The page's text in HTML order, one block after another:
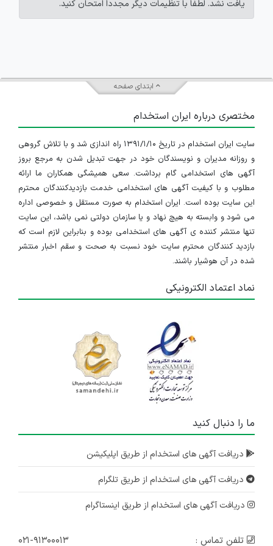
یافت نشد. لطفاً با تنظیمات دیگر مجدداً امتحان کنید.
ابتدای صفحه
مختصری درباره ایران استخدام
سایت ایران استخدام در تاریخ ۱۳۹۱/۱/۱۰ راه اندازی شد و با تلاش گروهی
و روزانه مدیران و نویسندگان خود در جهت تبدیل شدن به مرجع بروز
آگهی های استخدامی گام برداشت. سعی همیشگی همکاران ما ارائه
مطلوب و با کیفیت آگهی های استخدامی خدمت بازدیدکنندگان محترم
این سایت بوده است. ایران استخدام به صورت مستقل و خصوصی اداره
می شود و وابسته به هیچ نهاد و یا سازمان دولتی نمی باشد، این سایت
تنها منتشر کننده ی آگهی های استخدامی بوده و بنابراین لازم است که
بازدید کنندگان محترم سایت خود نسبت به صحت و سقم اخبار منتشر
شده در آن هوشیار باشند.
نماد اعتماد الکترونیکی
ما را دنبال کنید
دریافت آگهی های استخدام از طریق اپلیکیشن
دریافت آگهی های استخدام از طریق تلگرام
دریافت آگهی های استخدام از طریق اینستاگرام
تلفن تماس : ۰۲۱-۹۱۳۰۰۰۱۳